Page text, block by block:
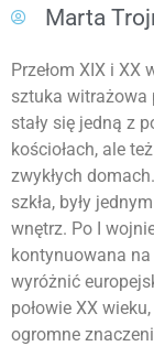
Marta
Przełom XIX i XX
sztuka witrażowa
stały się jedną z
kościołach, ale
zwykłych
szkła, były
wnętrz. Po I
kontynuowana
wyróżnić
połowie XX
ogromne